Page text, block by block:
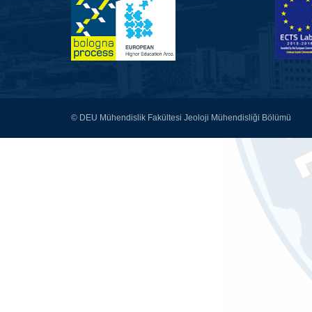
© DEU Mühendislik Fakültesi Jeoloji Mühendisliği Bölümü